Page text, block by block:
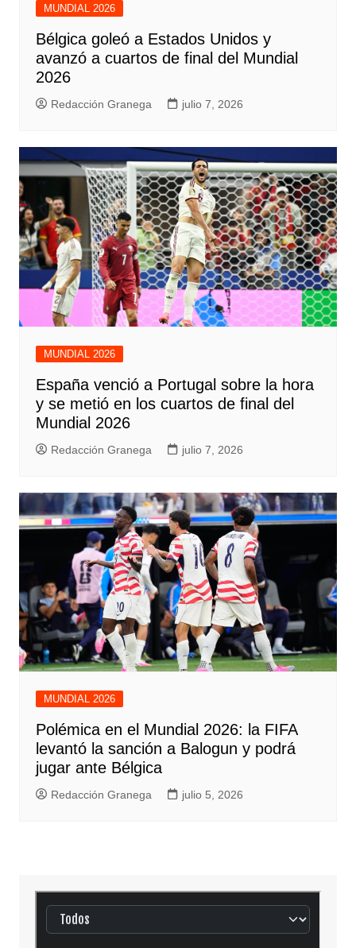
MUNDIAL 2026
Bélgica goleó a Estados Unidos y
avanzó a cuartos de final del Mundial
2026
Redacción Granega julio 7, 2026
MUNDIAL 2026
España venció a Portugal sobre la hora
y se metió en los cuartos de final del
Mundial 2026
Redacción Granega julio 7, 2026
MUNDIAL 2026
Polémica en el Mundial 2026: la FIFA
levantó la sanción a Balogun y podrá
jugar ante Bélgica
Redacción Granega julio 5, 2026